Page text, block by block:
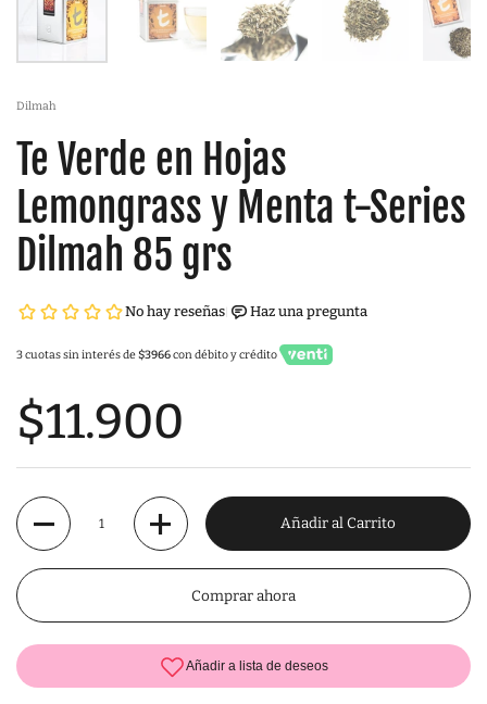
Dilmah
Te Verde en Hojas
Lemongrass y Menta t-Series
Dilmah 85 grs
3 cuotas sin interés de$3966con débito y crédito
$11.900
Cantidad
Añadir al Carrito
Comprar ahora